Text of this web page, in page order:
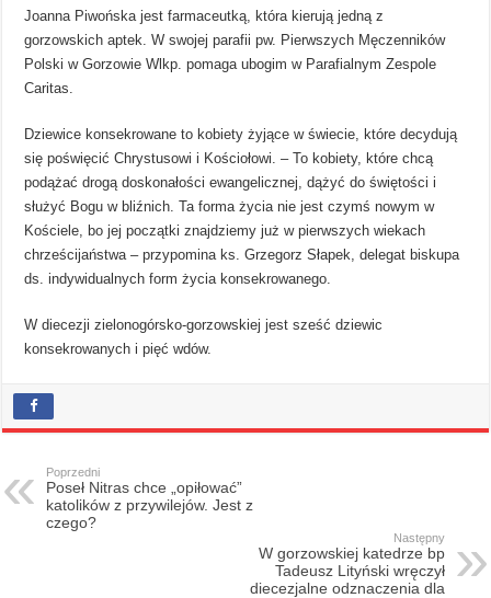
Joanna Piwońska jest farmaceutką, która kierują jedną z
gorzowskich aptek. W swojej parafii pw. Pierwszych Męczenników
Polski w Gorzowie Wlkp. pomaga ubogim w Parafialnym Zespole
Caritas.
Dziewice konsekrowane to kobiety żyjące w świecie, które decydują
się poświęcić Chrystusowi i Kościołowi. – To kobiety, które chcą
podążać drogą doskonałości ewangelicznej, dążyć do świętości i
służyć Bogu w bliźnich. Ta forma życia nie jest czymś nowym w
Kościele, bo jej początki znajdziemy już w pierwszych wiekach
chrześcijaństwa – przypomina ks. Grzegorz Słapek, delegat biskupa
ds. indywidualnych form życia konsekrowanego.
W diecezji zielonogórsko-gorzowskiej jest sześć dziewic
konsekrowanych i pięć wdów.
Poprzedni
Poseł Nitras chce „opiłować”
katolików z przywilejów. Jest z
czego?
Następny
W gorzowskiej katedrze bp
Tadeusz Lityński wręczył
diecezjalne odznaczenia dla